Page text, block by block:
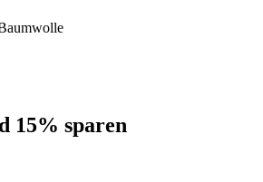
15% sparen